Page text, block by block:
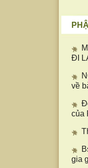
ĐI
về
của
gia